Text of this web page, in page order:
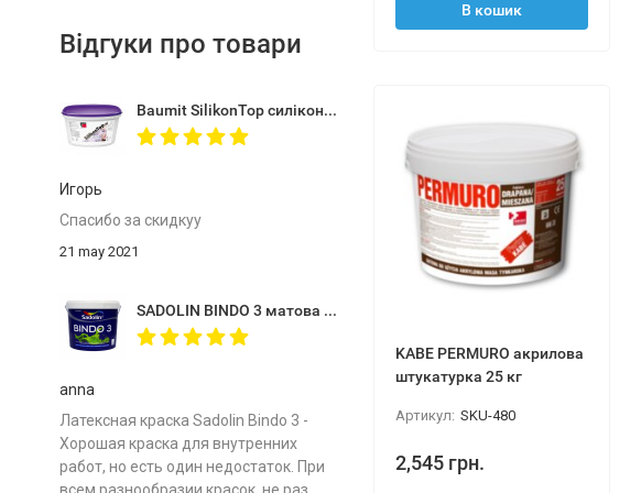
В кошик
KABE PERMURO акрилова
штукатурка 25 кг
Артикул: SKU-480
2,545 грн.
Відгуки про товари
Baumit SilikonTop силіконова штукатурка 25кг
Игорь
Спасибо за скидкуу
21 may 2021
SADOLIN BINDO 3 матова фарба для стель 9л
anna
Латексная краска Sadolin Bindo 3 -
Хорошая краска для внутренних
работ, но есть один недостаток. При